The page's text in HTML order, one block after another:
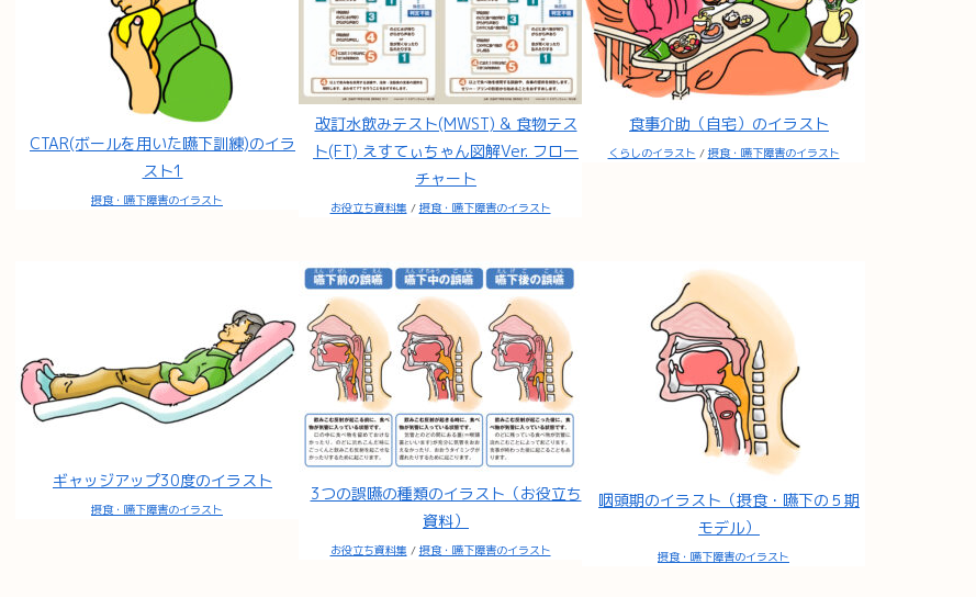
CTAR(ボールを用いた嚥下訓練)のイラ
スト1
摂食・嚥下障害のイラスト
改訂水飲みテスト(MWST) & 食物テス
ト(FT) えすてぃちゃん図解Ver. フロー
チャート
お役立ち資料集 / 摂食・嚥下障害のイラスト
食事介助（自宅）のイラスト
くらしのイラスト / 摂食・嚥下障害のイラスト
ギャッジアップ30度のイラスト
摂食・嚥下障害のイラスト
3つの誤嚥の種類のイラスト（お役立ち
資料）
お役立ち資料集 / 摂食・嚥下障害のイラスト
咽頭期のイラスト（摂食・嚥下の５期
モデル）
摂食・嚥下障害のイラスト